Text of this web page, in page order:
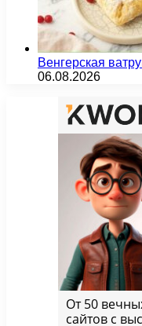
Венгерская
06.08.2026